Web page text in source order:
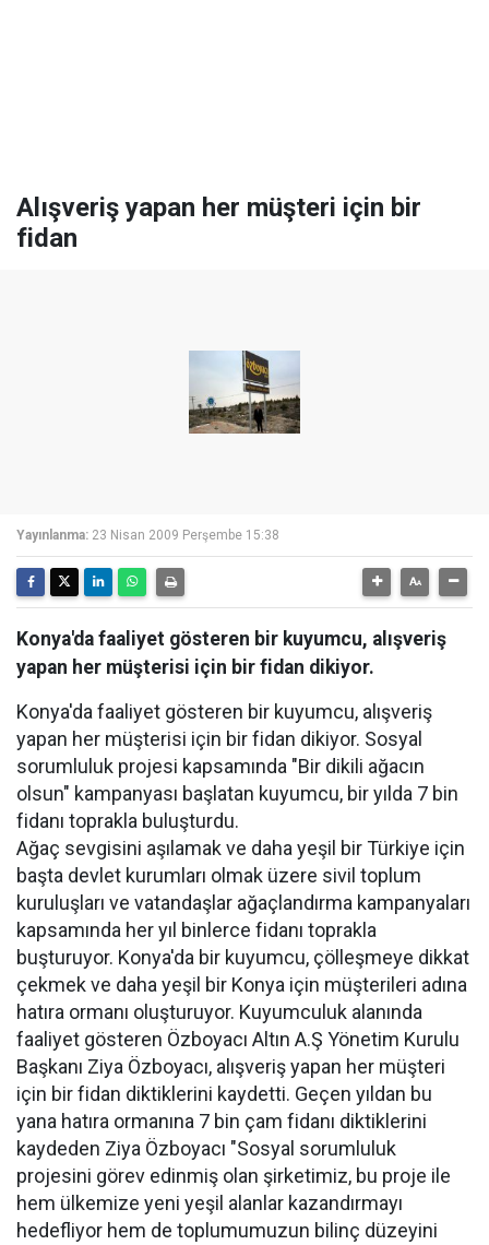
Alışveriş yapan her müşteri için bir
fidan
Yayınlanma: 23 Nisan 2009 Perşembe 15:38
Konya'da faaliyet gösteren bir kuyumcu, alışveriş
yapan her müşterisi için bir fidan dikiyor.
Konya'da faaliyet gösteren bir kuyumcu, alışveriş
yapan her müşterisi için bir fidan dikiyor. Sosyal
sorumluluk projesi kapsamında "Bir dikili ağacın
olsun" kampanyası başlatan kuyumcu, bir yılda 7 bin
fidanı toprakla buluşturdu.
Ağaç sevgisini aşılamak ve daha yeşil bir Türkiye için
başta devlet kurumları olmak üzere sivil toplum
kuruluşları ve vatandaşlar ağaçlandırma kampanyaları
kapsamında her yıl binlerce fidanı toprakla
buşturuyor. Konya'da bir kuyumcu, çölleşmeye dikkat
çekmek ve daha yeşil bir Konya için müşterileri adına
hatıra ormanı oluşturuyor. Kuyumculuk alanında
faaliyet gösteren Özboyacı Altın A.Ş Yönetim Kurulu
Başkanı Ziya Özboyacı, alışveriş yapan her müşteri
için bir fidan diktiklerini kaydetti. Geçen yıldan bu
yana hatıra ormanına 7 bin çam fidanı diktiklerini
kaydeden Ziya Özboyacı "Sosyal sorumluluk
projesini görev edinmiş olan şirketimiz, bu proje ile
hem ülkemize yeni yeşil alanlar kazandırmayı
hedefliyor hem de toplumumuzun bilinç düzeyini